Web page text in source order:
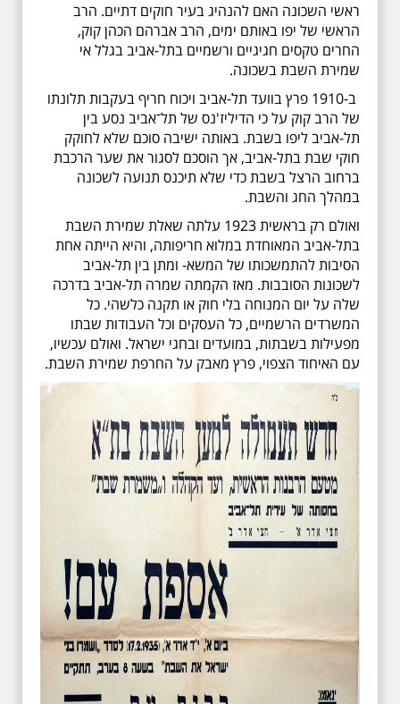
ראשי השכונה האם להנהיג בעיר חוקים דתיים. הרב
הראשי של יפו באותם ימים, הרב אברהם הכהן קוק,
החרים טקסים חגיגיים ורשמיים בתל-אביב בגלל אי
שמירת השבת בשכונה.
ב-1910 פרץ בוועד תל-אביב ויכוח חריף בעקבות תלונתו
של הרב קוק על כי הדיליז'נס של תל־אביב נסע בין
תל-אביב ליפו בשבת. באותה ישיבה סוכם שלא לחוקק
חוקי שבת בתל-אביב, אך הוסכם לסגור את שער הרכבת
ברחוב הרצל בשבת כדי שלא תיכנס תנועה לשכונה
במהלך החג והשבת.
ואולם רק בראשית 1923 עלתה שאלת שמירת השבת
בתל-אביב המאוחדת במלוא חריפותה, והיא הייתה אחת
הסיבות להתמשכותו של המשא- ומתן בין תל-אביב
לשכונות הסובבות. מאז הקמתה שמרה תל-אביב בדרכה
שלה על יום המנוחה בלי חוק או תקנה כלשהי. כל
המשרדים הרשמיים, כל העסקים וכל העבודות שבתו
מפעילות בשבתות, במועדים ובחגי ישראל. ואולם עכשיו,
עם האיחוד הצפוי, פרץ מאבק על החרפת שמירת השבת.